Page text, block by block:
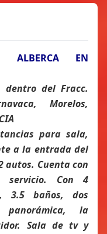
ALBERCA EN
dentro del Fracc.
Morelos,
para sala,
a la entrada del
autos. Cuenta con
servicio. Con 4
3.5 baños, dos
la
Sala de tv y